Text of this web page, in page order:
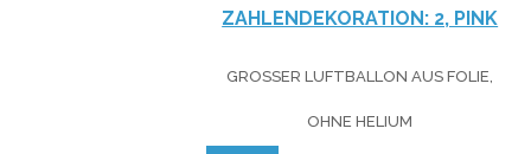
ZAHLENDEKORATION: 2, PINK
GROSSER LUFTBALLON AUS FOLIE, O
HNE HELIUM